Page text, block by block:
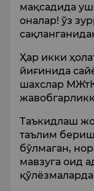
мақсадида
оналар! ўз
Ҳар икки
йиғинида
шахслар
Таъкидлаш
таълим
бўлмаган,
мавзуга оид